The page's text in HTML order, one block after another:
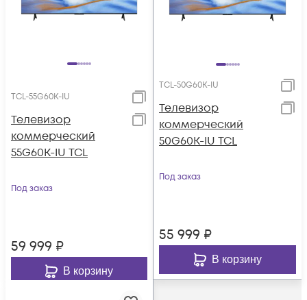
TCL-55G60K-IU
Телевизор
коммерческий
55G60K-IU TCL
Под заказ
59 999 ₽
В корзину
TCL-50G60K-IU
Телевизор
коммерческий
50G60K-IU TCL
Под заказ
55 999 ₽
В корзину